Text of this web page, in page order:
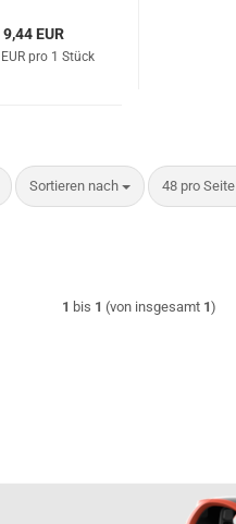
9,44 EUR
pro 1 Stück
Sortieren nach
Sortieren nach 48 pro Seite
pro Seite
1 bis 1 (von insgesamt 1)